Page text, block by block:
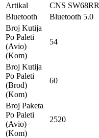
Artikal
CNS SW68RR
Bluetooth
Bluetooth 5.0
Broj Kutija
Po Paleti
(Avio)
(Kom)
54
Broj Kutija
Po Paleti
(Brod)
(Kom)
60
Broj Paketa
Po Paleti
(Avio)
(Kom)
2520